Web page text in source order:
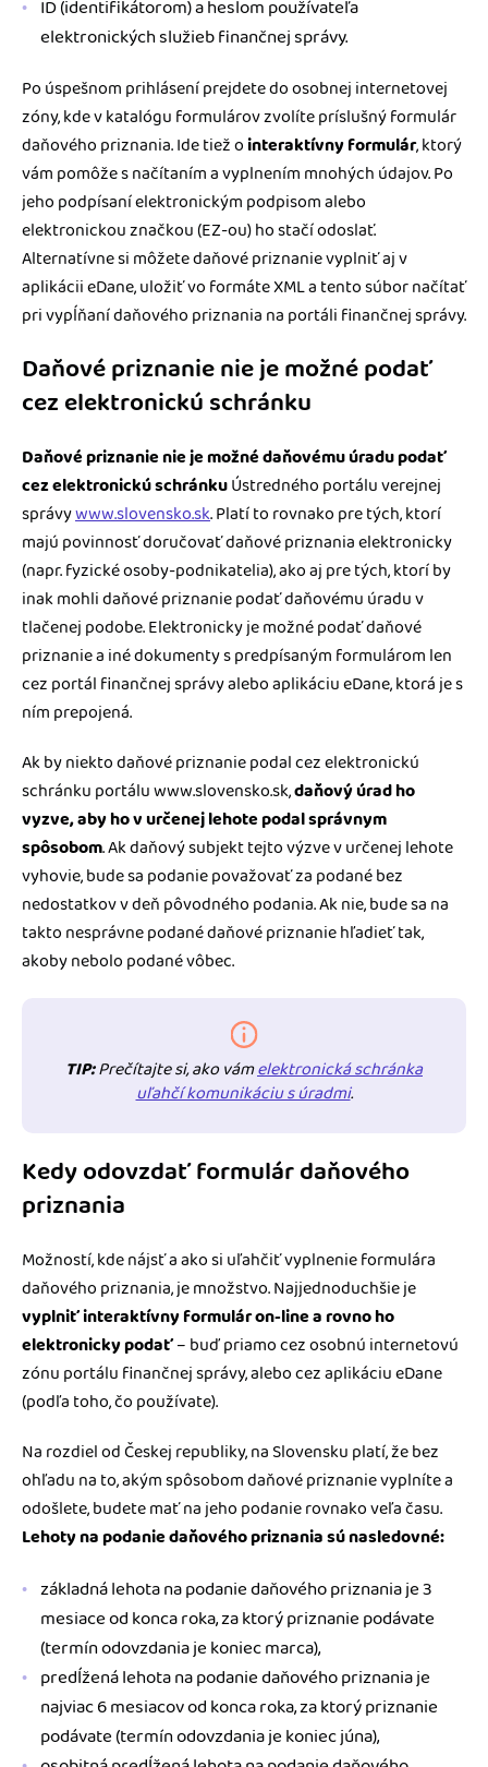
ID (identifikátorom) a heslom používateľa
elektronických služieb finančnej správy.
Po úspešnom prihlásení prejdete do osobnej internetovej
zóny, kde v katalógu formulárov zvolíte príslušný formulár
daňového priznania. Ide tiež ointeraktívny formulár, ktorý
vám pomôže s načítaním a vyplnením mnohých údajov. Po
jeho podpísaní elektronickým podpisom alebo
elektronickou značkou (EZ-ou) ho stačí odoslať.
Alternatívne si môžete daňové priznanie vyplniť aj v
aplikácii eDane, uložiť vo formáte XML a tento súbor načítať
pri vypĺňaní daňového priznania na portáli finančnej správy.
Daňové priznanie nie je možné podať
cez elektronickú schránku
Daňové priznanie nie je možné daňovému úradu podať
cez elektronickú schránkuÚstredného portálu verejnej
správywww.slovensko.sk. Platí to rovnako pre tých, ktorí
majú povinnosť doručovať daňové priznania elektronicky
(napr. fyzické osoby-podnikatelia), ako aj pre tých, ktorí by
inak mohli daňové priznanie podať daňovému úradu v
tlačenej podobe. Elektronicky je možné podať daňové
priznanie a iné dokumenty s predpísaným formulárom len
cez portál finančnej správy alebo aplikáciu eDane, ktorá je s
ním prepojená.
Ak by niekto daňové priznanie podal cez elektronickú
schránku portálu www.slovensko.sk,daňový úrad ho
vyzve, aby ho v určenej lehote podal správnym
spôsobom. Ak daňový subjekt tejto výzve v určenej lehote
vyhovie, bude sa podanie považovať za podané bez
nedostatkov v deň pôvodného podania. Ak nie, bude sa na
takto nesprávne podané daňové priznanie hľadieť tak,
akoby nebolo podané vôbec.
TIP:Prečítajte si, ako vámelektronická schránka
uľahčí komunikáciu s úradmi.
Kedy odovzdať formulár daňového
priznania
Možností, kde nájsť a ako si uľahčiť vyplnenie formulára
daňového priznania, je množstvo. Najjednoduchšie je
vyplniť interaktívny formulár on-line a rovno ho
elektronicky podať– buď priamo cez osobnú internetovú
zónu portálu finančnej správy, alebo cez aplikáciu eDane
(podľa toho, čo používate).
Na rozdiel od Českej republiky, na Slovensku platí, že bez
ohľadu na to, akým spôsobom daňové priznanie vyplníte a
odošlete, budete mať na jeho podanie rovnako veľa času.
Lehoty na podanie daňového priznania sú nasledovné:
základná lehota na podanie daňového priznania je 3
mesiace od konca roka, za ktorý priznanie podávate
(termín odovzdania je koniec marca),
predĺžená lehota na podanie daňového priznania je
najviac 6 mesiacov od konca roka, za ktorý priznanie
podávate (termín odovzdania je koniec júna),